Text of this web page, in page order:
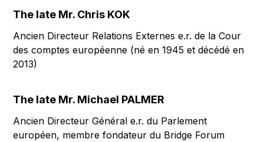
The late Mr. Chris KOK
Ancien Directeur Relations Externes e.r. de la Cour
des comptes européenne (né en 1945 et décédé en
2013)
The late Mr. Michael PALMER
Ancien Directeur Général e.r. du Parlement
européen, membre fondateur du Bridge Forum